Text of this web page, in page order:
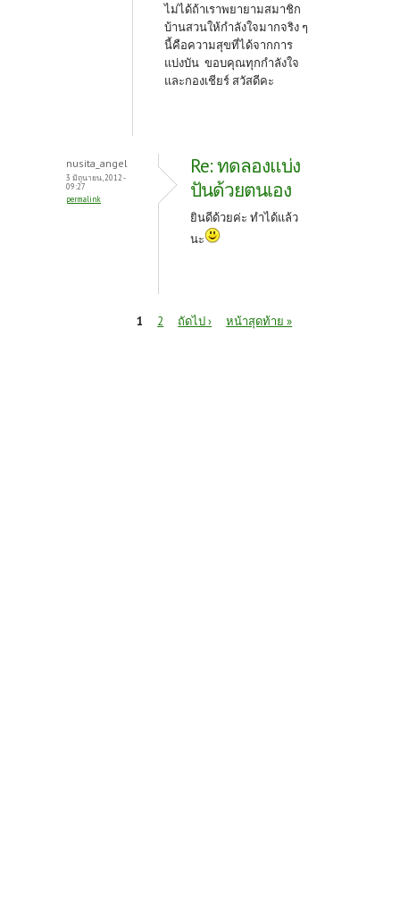
ไม่ได้ถ้าเราพยายามสมาชิก
บ้านสวนให้กำลังใจมากจริง ๆ
นี้คือความสุขที่ได้จากการ
แบ่งบัน ขอบคุณทุกกำลังใจ
และกองเชียร์ สวัสดีคะ
nusita_angel
3 มิถุนายน, 2012 -
09:27
permalink
Re: ทดลองแบ่ง
ปันด้วยตนเอง
ยินดีด้วยค่ะ ทำได้แล้ว
นะ
1 2 ถัดไป › หน้าสุดท้าย »